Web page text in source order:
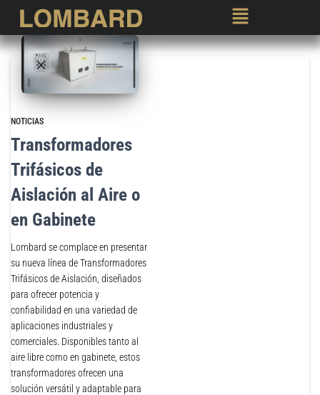
NOTICIAS
Transformadores
Trifásicos de
Aislación al Aire o
en Gabinete
Lombard se complace en presentar
su nueva línea de Transformadores
Trifásicos de Aislación, diseñados
para ofrecer potencia y
confiabilidad en una variedad de
aplicaciones industriales y
comerciales. Disponibles tanto al
aire libre como en gabinete, estos
transformadores ofrecen una
solución versátil y adaptable para